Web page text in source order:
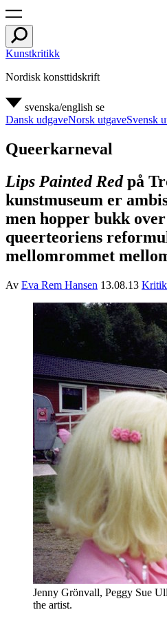
Kunstkritikk
Nordisk konsttidskrift
svenska/english se
Dansk udgaveNorsk utgaveSvensk
Queerkarneval
Lips Painted Redpå
kunstmuseum er
men hopper bukk
queerteoriens
mellomrommet
Av Eva Rem Hansen 13.08.13 Kritik
Jenny Grönvall, Peggy Sue
the artist.